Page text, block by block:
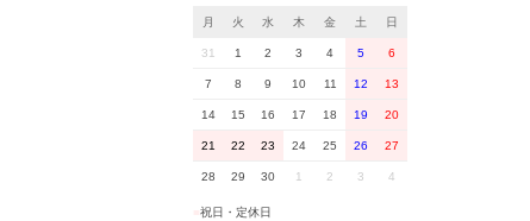
月 火 水 木 金 土 日
31 1 2 3 4 5 6
7 8 9 10 11 12 13
14 15 16 17 18 19 20
21 22 23 24 25 26 27
28 29 30 1 2 3 4
祝日・定休日